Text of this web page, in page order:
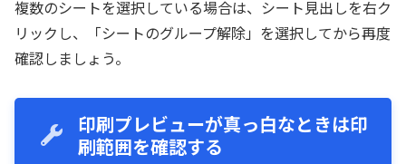
複数のシートを選択している場合は、シート見出しを右ク
リックし、「シートのグループ解除」を選択してから再度
確認しましょう。
印刷プレビューが真っ白なときは印
刷範囲を確認する